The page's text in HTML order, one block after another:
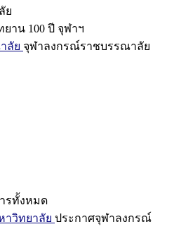
ย
ยาน 100 ปี จุฬาฯ
ลัย จุฬาลงกรณ์ราชบรรณาลัย
รทั้งหมด
าวิทยาลัย ประกาศจุฬาลงกรณ์